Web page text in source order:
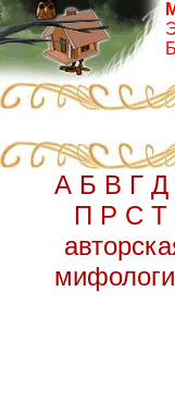
Б
А Б В Г Д
П Р С Т